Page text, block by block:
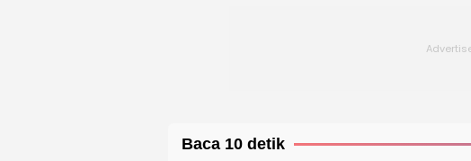
Baca 10 detik